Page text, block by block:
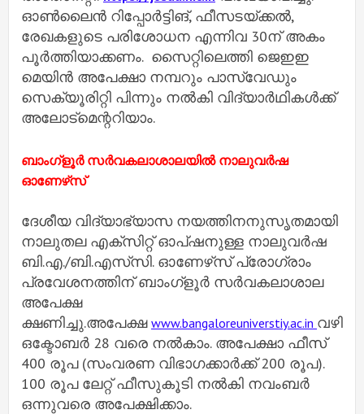
ഓൺലൈൻ റിപ്പോർട്ടിങ്, ഫീസടയ്ക്കൽ,
രേഖകളുടെ പരിശോധന എന്നിവ 30ന് അകം
പൂർത്തിയാക്കണം. സൈറ്റിലെത്തി ജെഇഇ
മെയിൻ അപേക്ഷാ നമ്പറും പാസ്‌വേ‍ഡും
സെക്യൂരിറ്റി പിന്നും നൽകി വിദ്യാർഥികൾക്ക്
അലോട്മെന്ററിയാം.
ബാംഗ്‌ളൂര്‍ സര്‍വകലാശാലയില്‍ നാലുവര്‍ഷ
ഓണേഴ്‌സ്
ദേശീയ വിദ്യാഭ്യാസ നയത്തിനനുസൃതമായി
നാലുതല എക്‌സിറ്റ് ഓപ്ഷനുള്ള നാലുവര്‍ഷ
ബി.എ./ബി.എസ്‌സി. ഓണേഴ്‌സ് പ്രോഗ്രാം
പ്രവേശനത്തിന് ബാംഗ്‌ളൂര്‍ സര്‍വകലാശാല
അപേക്ഷ
ക്ഷണിച്ചു.അപേക്ഷ www.bangaloreuniverstiy.ac.in വഴി
ഒക്ടോബര്‍ 28 വരെ നല്‍കാം. അപേക്ഷാ ഫീസ്
400 രൂപ (സംവരണ വിഭാഗക്കാര്‍ക്ക് 200 രൂപ).
100 രൂപ ലേറ്റ് ഫീസുകൂടി നല്‍കി നവംബര്‍
ഒന്നുവരെ അപേക്ഷിക്കാം.